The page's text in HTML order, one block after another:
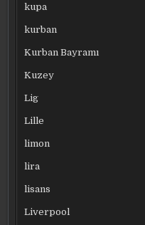
kupa
kurban
Kurban Bayramı
Kuzey
Lig
Lille
limon
lira
lisans
Liverpool